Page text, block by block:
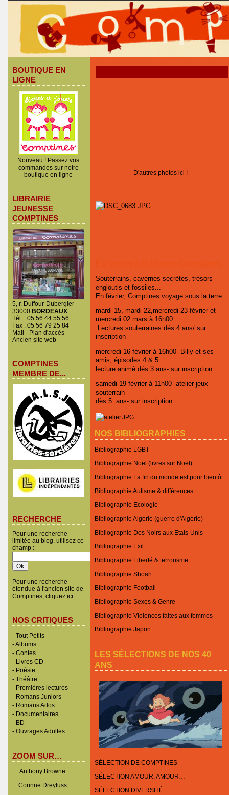
BOUTIQUE EN
LIGNE
Nouveau ! Passez vos
commandes sur notre
boutique en ligne
LIBRAIRIE
JEUNESSE
COMPTINES
5, r. Duffour-Dubergier
33000 BORDEAUX
Tél. : 05 56 44 55 56
Fax : 05 56 79 25 84
Mail - Plan d'accès
Ancien site web
COMPTINES
MEMBRE DE...
RECHERCHE
Pour une recherche
limitée au blog, utilisez ce
champ :
Pour une recherche
étendue à l'ancien site de
Comptines, cliquez ici
NOS CRITIQUES
- Tout Petits
-Albums
- Contes
- Livres CD
- Poésie
- Théâtre
- Premières lectures
- Romans Juniors
- Romans Ados
- Documentaires
- BD
- Ouvrages Adultes
ZOOM SUR…
… Anthony Browne
…Corinne Dreyfuss
D'autres photos ici !
Souterrains, cavernes secrètes, trésors
engloutis et fossiles...
En février, Comptines voyage sous la terre
mardi 15, mardi 22,mercredi 23 février et
mercredi 02 mars à 16h00
Lectures souterraines dès 4 ans/ sur
inscription
mercredi 16 février à 16h00 -Billy et ses
amis, épisodes 4 & 5
lecture animé dès 3 ans- sur inscription
samedi 19 février à 11h00- atelier-jeux
souterrain
dès 5 ans- sur inscription
NOS BIBLIOGRAPHIES
Bibliographie LGBT
Bibliographie Noël (livres sur Noël)
Bibliographie La fin du monde est pour bientôt
Bibliographie Autisme & différences
Bibliographie Ecologie
Bibliographie Algérie (guerre d'Algérie)
Bibliographie Des Noirs aux Etats-Unis
Bibliographie Exil
Bibliographie Liberté & terrorisme
Bibliographie Shoah
Bibliographie Football
Bibliographie Sexes & Genre
Bibliographie Violences faites aux femmes
Bibliographie Japon
LES SÉLECTIONS DE NOS 40
ANS
SÉLECTION DE COMPTINES
SÉLECTION AMOUR, AMOUR…
SÉLECTION DIVERSITÉ